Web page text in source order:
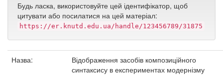
Будь ласка, використовуйте цей ідентифікатор, щоб
цитувати або посилатися на цей матеріал:
https://er.knutd.edu.ua/handle/123456789/31875
Назва:
Відображення засобів композиційного
синтаксису в експериментах модернізму